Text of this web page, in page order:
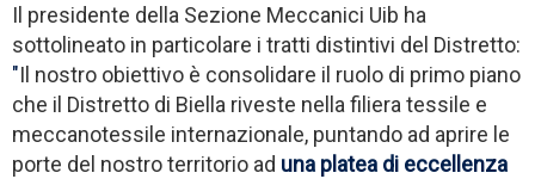
Il presidente della Sezione Meccanici Uib ha
sottolineato in particolare i tratti distintivi del Distretto:
"Il nostro obiettivo è consolidare il ruolo di primo piano
che il Distretto di Biella riveste nella filiera tessile e
meccanotessile internazionale, puntando ad aprire le
porte del nostro territorio ad una platea di eccellenza